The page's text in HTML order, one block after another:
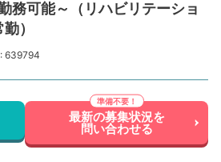
務可能～（リハビリテーショ
）
639794
最新の募集状況を
問い合わせる